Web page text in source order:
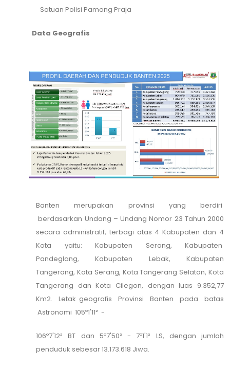
Satuan Polisi Pamong Praja
Data Geografis
Banten merupakan provinsi yang berdiri
berdasarkan Undang – Undang Nomor 23 Tahun 2000
secara administratif, terbagi atas 4 Kabupaten dan 4
Kota yaitu: Kabupaten Serang, Kabupaten
Pandeglang, Kabupaten Lebak, Kabupaten
Tangerang, Kota Serang, Kota Tangerang Selatan, Kota
Tangerang dan Kota Cilegon, dengan luas 9.352,77
Km2. Letak geografis Provinsi Banten pada batas
Astronomi 105º1'11² -
106º7'12² BT dan 5º7'50² - 7º1'1² LS, dengan jumlah
penduduk sebesar 13.173.618 Jiwa.